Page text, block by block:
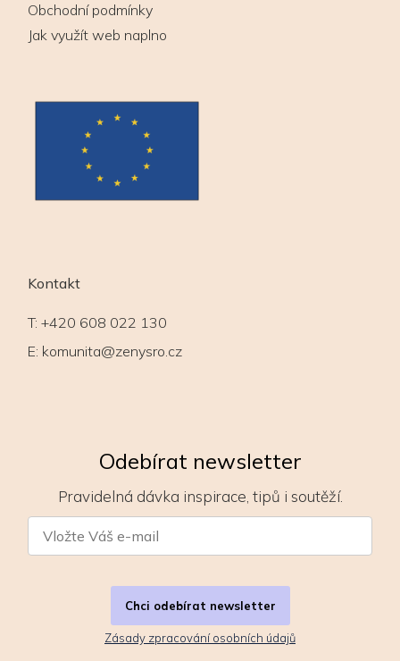
Obchodní podmínky
Jak využít web naplno
Kontakt
T: +420 608 022 130
E: komunita@zenysro.cz
Odebírat newsletter
Pravidelná dávka inspirace, tipů i soutěží.
Chci odebírat newsletter
Zásady zpracování osobních údajů